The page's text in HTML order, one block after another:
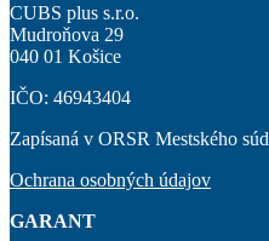
CUBS plus s.r.o.
Mudroňova 29
040 01 Košice
IČO: 46943404
Zapísaná v ORSR Mestského
Ochrana osobných údajov
GARANT